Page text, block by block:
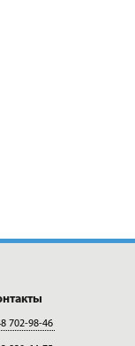
702-98-46